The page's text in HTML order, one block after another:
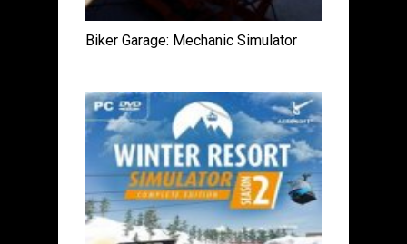
Biker Garage: Mechanic Simulator